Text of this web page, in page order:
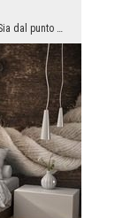
La vista più bella che si può immaginare. Sia dal punto di vista della spiaggia che dal bordo del...